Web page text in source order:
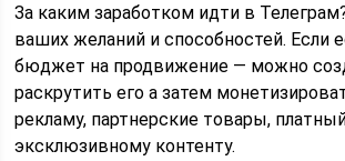
За каким заработком идти в
ваших желаний и способностей. Если
бюджет на продвижение — можно
раскрутить его а затем
рекламу, партнерские товары,
эксклюзивному контенту.